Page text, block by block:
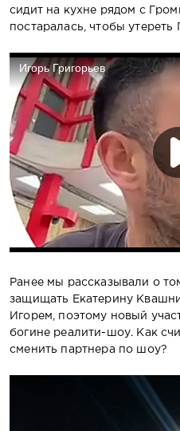
сидит на кухне рядом с
постаралась, чтобы утереть
Ранее мы рассказывали о
защищать Екатерину
Игорем, поэтому новый
богине реалити-шоу. Как
сменить партнера по шоу?